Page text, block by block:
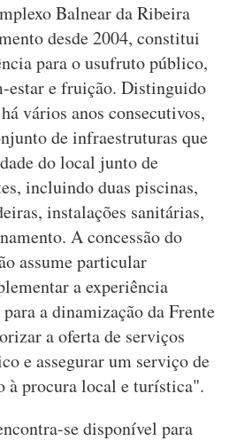
Balnear da Ribeira
desde 2004, constitui
para o usufruto público,
estar e fruição. Distinguido
vários anos consecutivos,
de infraestruturas que
do local junto de
incluindo duas piscinas,
instalações sanitárias,
A concessão do
assume particular
a experiência
a dinamização da Frente
a oferta de serviços
e assegurar um serviço de
à procura local e turística".
se disponível para